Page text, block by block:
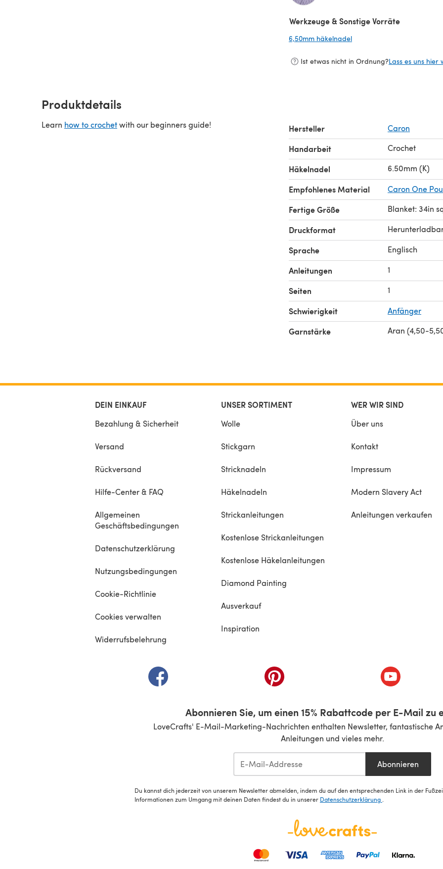
Werkzeuge & Sonstige Vorräte
6,50mm häkelnadel
Ist etwas nicht in Ordnung?Lass es uns hier
Produktdetails
Learn how to crochetwith our beginners guide! Hersteller Caron
Handarbeit Crochet
Häkelnadel 6.50mm (K)
Empfohlenes Material Caron One
Fertige Größe Blanket: 34in
Druckformat
Sprache Englisch
Anleitungen 1
Seiten 1
Schwierigkeit Anfänger
Garnstärke Aran (4,50-
DEIN EINKAUF
Bezahlung & Sicherheit
Versand
Rückversand
Hilfe-Center & FAQ
Allgemeinen
Geschäftsbedingungen
Datenschutzerklärung
Nutzungsbedingungen
Cookie-Richtlinie
Cookies verwalten
Widerrufsbelehrung
UNSER SORTIMENT
Wolle
Stickgarn
Stricknadeln
Häkelnadeln
Strickanleitungen
Kostenlose Strickanleitungen
Kostenlose Häkelanleitungen
Diamond Painting
Ausverkauf
Inspiration
WER WIR SIND
Über uns
Kontakt
Impressum
Modern Slavery Act
Anleitungen verkaufen
(öffnet sich in einem neuen Tab)(öffnet sich in einem neuen Tab)(öffnet sich in
Abonnieren Sie, um einen 15% Rabattcode per E-Mail zu
LoveCrafts' E-Mail-Marketing-Nachrichten enthalten Newsletter, fantastische
Anleitungen und vieles mehr.
Abonnieren
Du kannst dich jederzeit von unserem Newsletter abmelden, indem du auf den entsprechenden Link in der
Informationen zum Umgang mit deinen Daten findest du in unserer Datenschutzerklärung